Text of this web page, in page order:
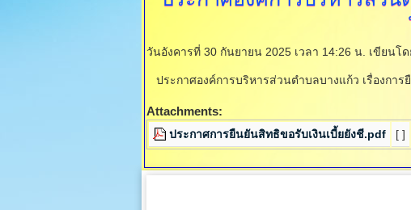
วันอังคารที่ 30 กันยายน 2025 เวลา 14:26 น. เขียนโ
ประกาศองค์การบริหารส่วนตำบลบางแก้ว เรื่องกา
Attachments:
ประกาศการยืนยันสิทธิขอรับเงินเบี้ยยังชี.pdf [ ]